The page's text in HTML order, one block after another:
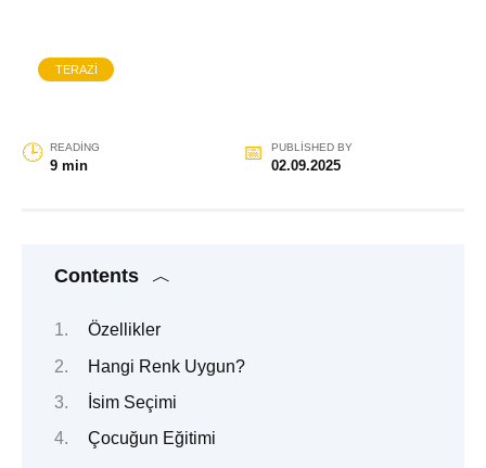
TERAZI
READING
9 min
PUBLISHED BY
02.09.2025
Contents
Özellikler
Hangi Renk Uygun?
İsim Seçimi
Çocuğun Eğitimi